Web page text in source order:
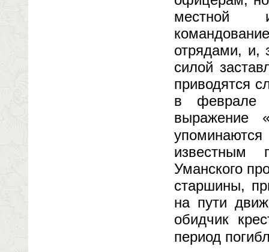
местной
отрядами, и,
силой
приводятся
в феврале
выражение
известным
Уманского
старшины,
на пути
обидчик
период